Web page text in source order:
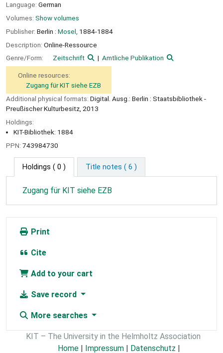
Language: German
Volumes: Show volumes
Publisher: Berlin : Mosel, 1884-1884
Description: Online-Ressource
Genre/Form:
Zeitschrift Amtliche Publikation
Online resources:
Zugang für KIT siehe EZB
Additional physical formats: Digital. Ausg.: Berlin : Staatsbibliothek -
Preußischer Kulturbesitz, 2013
Holdings:
KIT-Bibliothek: 1884
PPN: 743984730
Holdings ( 0 ) Title notes ( 6 )
Zugang für KIT siehe EZB
Print
Cite
Add to your cart
Save record
More searches
KIT – The University in the Helmholtz Association
Home
Impressum Datenschutz